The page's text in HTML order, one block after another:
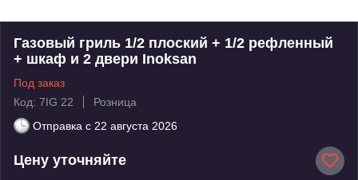
Газовый гриль 1/2 плоский + 1/2 рефленный
+ шкаф и 2 двери Inoksan
Под заказ
Код: 7IG 22
Розница
Отправка с 22 августа 2026
Цену уточняйте